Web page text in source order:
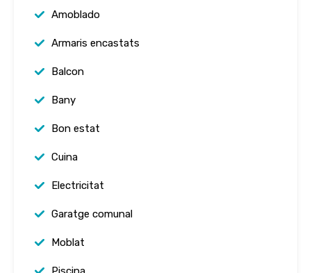
Amoblado
Armaris encastats
Balcon
Bany
Bon estat
Cuina
Electricitat
Garatge comunal
Moblat